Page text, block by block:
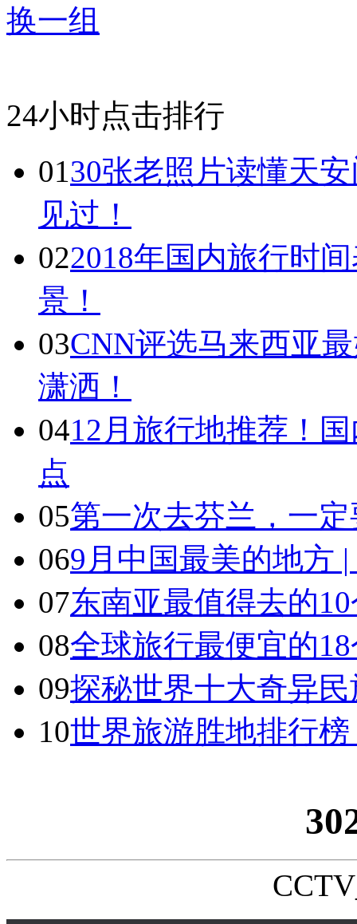
换一组
24小时点击排行
0130张老照片读懂天
见过！
022018年国内旅行时
景！
03CNN评选马来西亚
潇洒！
0412月旅行地推荐！
点
05第一次去芬兰，一
069月中国最美的地方
07东南亚最值得去的
08全球旅行最便宜的
09探秘世界十大奇异
10世界旅游胜地排行